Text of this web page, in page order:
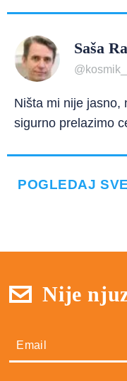
Saša
Ništa mi nije jasno,
sigurno prelazimo
POGLEDAJ
Nije